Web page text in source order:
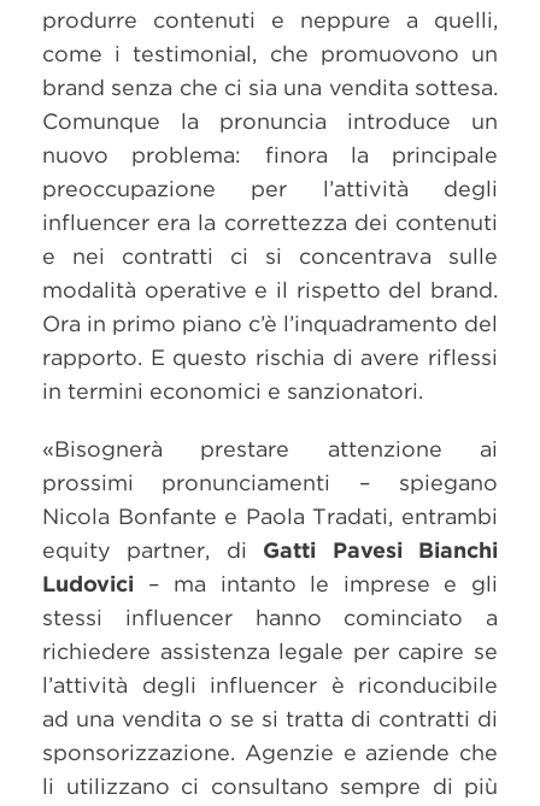
produrre contenuti e neppure a quelli,
come i testimonial, che promuovono un
brand senza che ci sia una vendita sottesa.
Comunque la pronuncia introduce un
nuovo problema: finora la principale
preoccupazione per l’attività degli
influencer era la correttezza dei contenuti
e nei contratti ci si concentrava sulle
modalità operative e il rispetto del brand.
Ora in primo piano c’è l’inquadramento del
rapporto. E questo rischia di avere riflessi
in termini economici e sanzionatori.
«Bisognerà prestare attenzione ai
prossimi pronunciamenti – spiegano
Nicola Bonfante e Paola Tradati, entrambi
equity partner, di Gatti Pavesi Bianchi
Ludovici – ma intanto le imprese e gli
stessi influencer hanno cominciato a
richiedere assistenza legale per capire se
l’attività degli influencer è riconducibile
ad una vendita o se si tratta di contratti di
sponsorizzazione. Agenzie e aziende che
li utilizzano ci consultano sempre di più